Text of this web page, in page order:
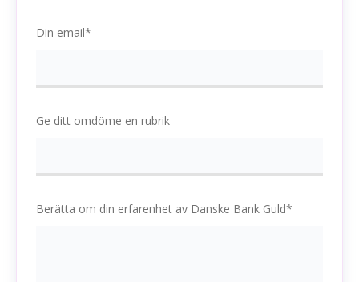
Din email*
Ge ditt omdöme en rubrik
Berätta om din erfarenhet av Danske Bank Guld*